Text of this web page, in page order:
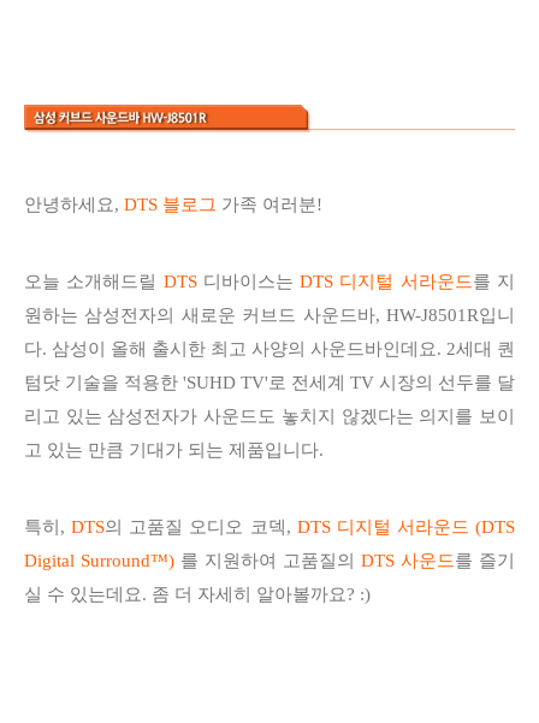
안녕하세요, DTS 블로그 가족 여러분!
오늘 소개해드릴 DTS디바이스는DTS 디지털 서라운드를 지
원하는 삼성전자의 새로운 커브드 사운드바, HW-J8501R입니
다. 삼성이 올해 출시한 최고 사양의 사운드바인데요. 2세대 퀀
텀닷 기술을 적용한 'SUHD TV'로 전세계 TV 시장의 선두를 달
리고 있는 삼성전자가 사운드도 놓치지 않겠다는 의지를 보이
고 있는 만큼 기대가 되는 제품입니다.
특히,DTS의 고품질 오디오 코덱, DTS 디지털 서라운드 (DTS
Digital Surround™) 를 지원하여 고품질의 DTS 사운드를 즐기
실 수 있는데요. 좀 더 자세히 알아볼까요? :)